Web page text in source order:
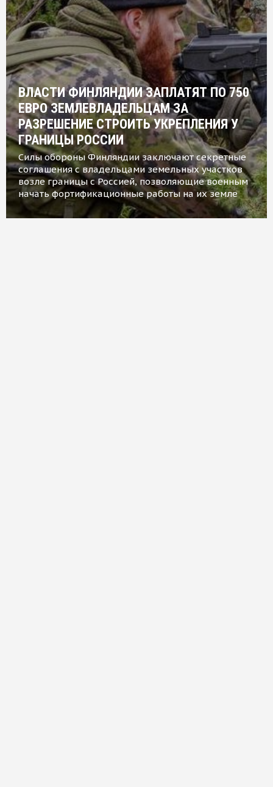
ВЛАСТИ ФИНЛЯНДИИ ЗАПЛАТЯТ ПО 750
ЕВРО ЗЕМЛЕВЛАДЕЛЬЦАМ ЗА
РАЗРЕШЕНИЕ СТРОИТЬ УКРЕПЛЕНИЯ У
ГРАНИЦЫ РОССИИ
Силы обороны Финляндии заключают секретные
соглашения с владельцами земельных участков
возле границы с Россией, позволяющие военным
начать фортификационные работы на их земле